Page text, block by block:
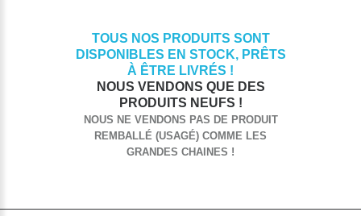
TOUS NOS PRODUITS SONT
DISPONIBLES EN STOCK, PRÊTS
À ÊTRE LIVRÉS !
NOUS VENDONS QUE DES
PRODUITS NEUFS !
NOUS NE VENDONS PAS DE PRODUIT
REMBALLÉ (USAGÉ) COMME LES
GRANDES CHAINES !